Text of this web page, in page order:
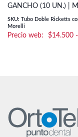
GANCHO (10 UN.) |
SKU: Tubo Doble Ricketts
Morelli
$14.500 -